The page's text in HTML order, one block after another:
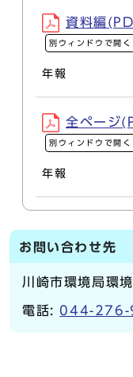
資料編
別ウィンドウで開く
年報
全ページ
別ウィンドウで開く
年報
お問い合わせ先
川崎市環境局環
電話: 044-276-